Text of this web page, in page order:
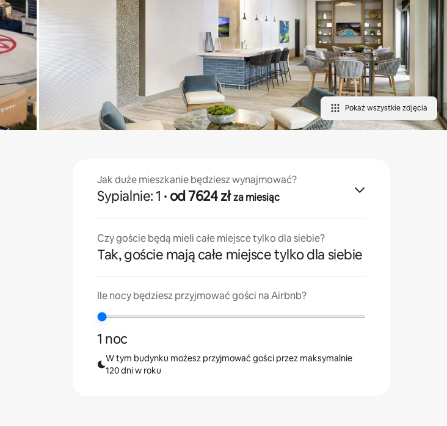
Pokaż wszystkie zdjęcia
Jak duże mieszkanie będziesz wynajmować?
Sypialnie: 1 · od 7624 złza miesiąc
Czy goście będą mieli całe miejsce tylko dla siebie?
Tak, goście mają całe miejsce tylko dla siebie
Ile nocy będziesz przyjmować gości na Airbnb?
1 noc
W tym budynku możesz przyjmować gości przez maksymalnie
120 dni w roku